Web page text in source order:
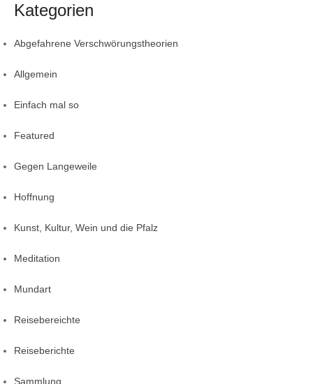
Kategorien
Abgefahrene Verschwörungstheorien
Allgemein
Einfach mal so
Featured
Gegen Langeweile
Hoffnung
Kunst, Kultur, Wein und die Pfalz
Meditation
Mundart
Reisebereichte
Reiseberichte
Sammlung